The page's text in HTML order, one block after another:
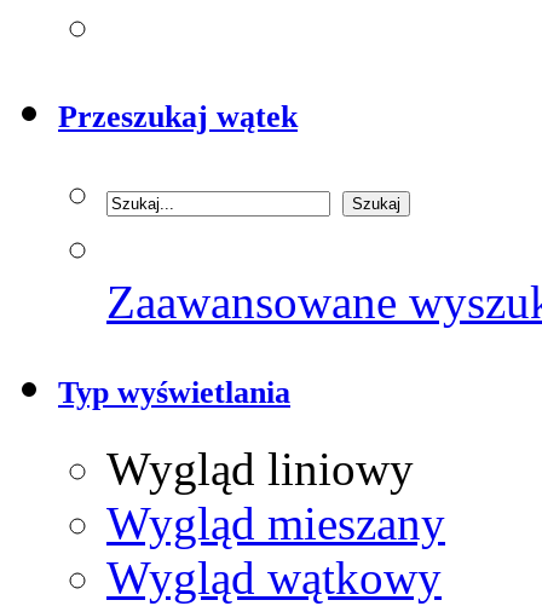
Przeszukaj wątek
Zaawansowane
Typ wyświetlania
Wygląd liniowy
Wygląd mieszany
Wygląd wątkowy